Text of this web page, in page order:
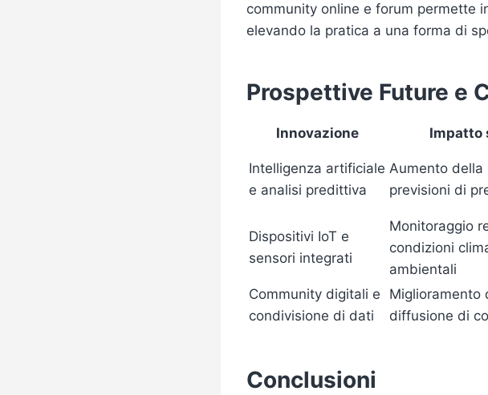
community online e forum permette
elevando la pratica a una forma di
Prospettive Future e
Innovazione Impatto
Intelligenza artificiale
e analisi predittiva
Aumento della
previsioni di
Dispositivi IoT e
sensori integrati
Monitoraggio
condizioni
ambientali
Community digitali e
condivisione di dati
Miglioramento
diffusione di
Conclusioni